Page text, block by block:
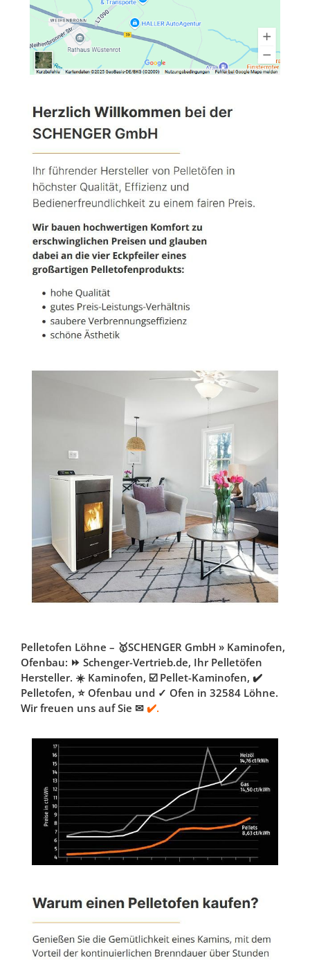
Pelletofen Löhne – 🥇SCHENGER GmbH » Kaminofen,
Ofenbau: ⏩ Schenger-Vertrieb.de, Ihr Pelletöfen
Hersteller. ☀️ Kaminofen, ☑️ Pellet-Kaminofen, ✔️
Pelletofen, ⭐ Ofenbau und ✓ Ofen in 32584 Löhne.
Wir freuen uns auf Sie ✉ ✔️.